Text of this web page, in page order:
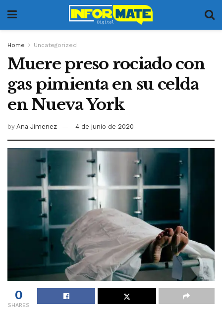
Home Uncategorized
Muere preso rociado con
gas pimienta en su celda
en Nueva York
by Ana Jimenez 4 de junio de 2020
0
SHARES